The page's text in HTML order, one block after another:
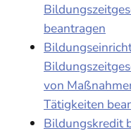
beantragen
von
Tätigkeiten
Bildungskredit